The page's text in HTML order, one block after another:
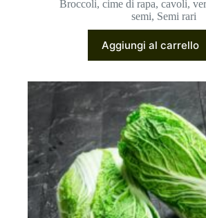
Broccoli, cime di rapa, cavoli,
semi, Semi rari
Aggiungi al carrello